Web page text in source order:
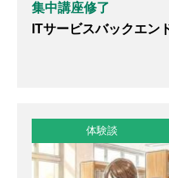
集中講座修了
ITサービスバックエ
体験談